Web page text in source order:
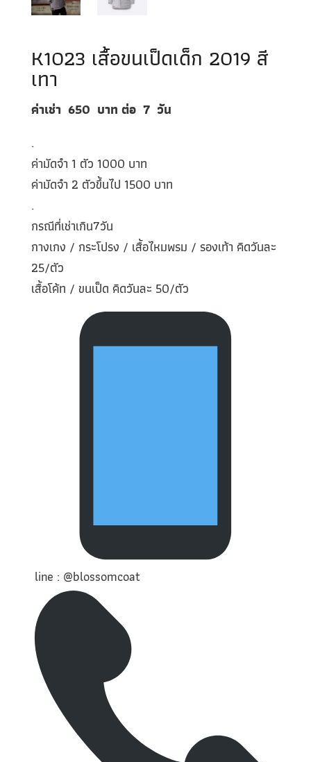
K1023 เสื้อขนเป็ดเด็ก 2019 สี
เทา
ค่าเช่า 650 บาท ต่อ 7 วัน
.
ค่ามัดจำ 1 ตัว 1000 บาท
ค่ามัดจำ 2 ตัวขึ้นไป 1500 บาท
.
กรณีที่เช่าเกิน7วัน
กางเกง / กระโปรง / เสื้อไหมพรม / รองเท้า คิดวันละ
25/ตัว
เสื้อโค้ท / ขนเป็ด คิดวันละ 50/ตัว
line : @blossomcoat